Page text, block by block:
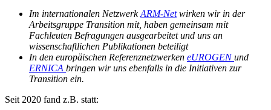
Im internationalen NetzwerkARM-Netwirken wir in der
Arbeitsgruppe Transition mit, haben gemeinsam mit
Fachleuten Befragungen ausgearbeitet und uns an
wissenschaftlichen Publikationen beteiligt
In den europäischen Referenznetzwerken eUROGENund
ERNICA bringen wir uns ebenfalls in die Initiativen zur
Transition ein.
Seit 2020 fand z.B. statt: